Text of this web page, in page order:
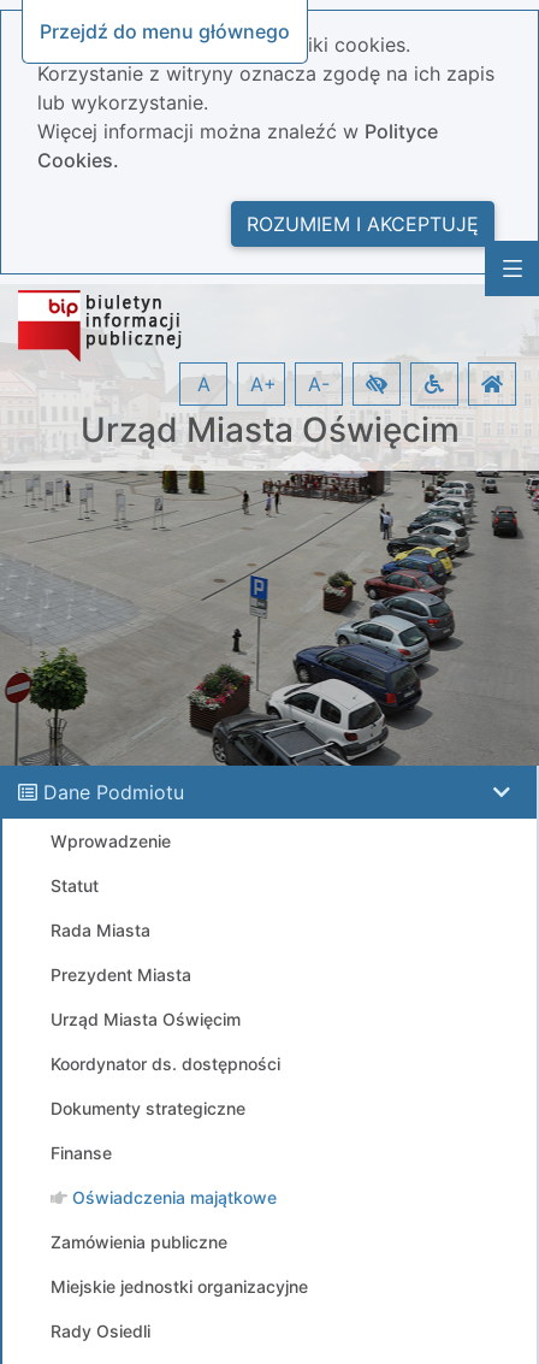
Przejdź do menu głównego
Nasza strona wykorzystuje pliki cookies.
Korzystanie z witryny oznacza zgodę na ich zapis
lub wykorzystanie.
Więcej informacji można znaleźć w Polityce
Cookies.
ROZUMIEM I AKCEPTUJĘ
Urząd Miasta Oświęcim
A A+ A-
Dane Podmiotu
Wprowadzenie
Statut
Rada Miasta
Prezydent Miasta
Urząd Miasta Oświęcim
Koordynator ds. dostępności
Dokumenty strategiczne
Finanse
Oświadczenia majątkowe
Zamówienia publiczne
Miejskie jednostki organizacyjne
Rady Osiedli